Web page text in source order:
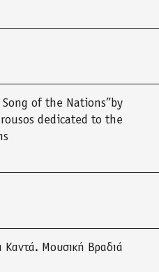
Song of the Nations”by
dedicated to the
Καντά. Μουσική Βραδιά